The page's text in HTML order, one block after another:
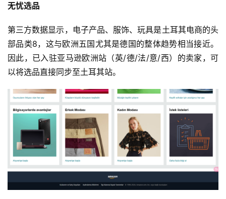
无忧选品
第三方数据显示，电子产品、服饰、玩具是土耳其电商的头
部品类8，这与欧洲五国尤其是德国的整体趋势相当接近。
因此，已入驻亚马逊欧洲站（英/德/法/意/西）的卖家，可
以将选品直接同步至土耳其站。